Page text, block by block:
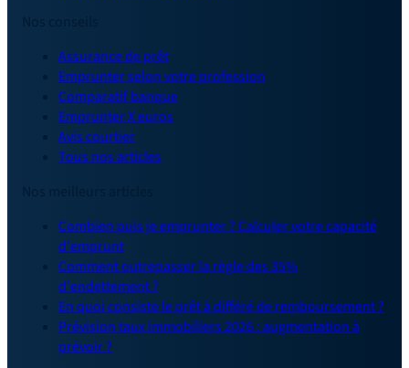
Assurance de prêt
Emprunter selon votre profession
Comparatif banque
Emprunter X euros
Avis courtier
Tous nos articles
Combien puis je emprunter ? Calculer votre capacité
d'emprunt
Comment outrepasser la règle des 35%
d'endettement ?
En quoi consiste le prêt à différé de remboursement ?
Prévision taux immobiliers 2026 : augmentation à
prévoir ?